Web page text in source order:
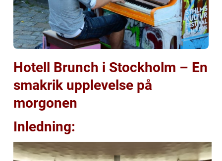
Hotell Brunch i Stockholm – En
smakrik upplevelse på
morgonen
Inledning: